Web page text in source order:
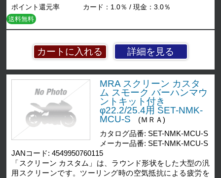
詳細を見る
ポイント還元率
カード：1.0％ / 現金：3.0％
送料無料
MRA スクリーン カスタ
ム スモーク バーハンマウ
ントキット付き
φ22.2/25.4用 SET-NMK-
MCU-S
(ＭＲＡ)
カタログ品番: SET-NMK-MCU-S
メーカー品番: SET-NMK-MCU-S
JANコード: 4549950760115
「スクリーン カスタム」は、ラウンド形状をした大型の汎
用スクリーンです。ツーリング時の空気抵抗による疲労を